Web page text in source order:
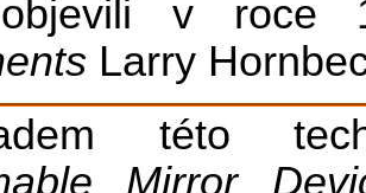
v roce
Larry
této
Mirror